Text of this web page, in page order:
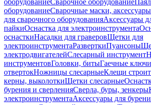
оборудованиеСварочное оборудование
оборудованиеСварочные маски, аксессуары
для сварочного оборудованияАксессуары
пайкиОснастка для электроинструмента
оснасткиНасадки для граверовЩетки для
электроинструментаРазверткиПуансоны
электродвигателейСлесарный инструмент
инструментовГоловки, битыГаечные ключи
отвертокНожницы слесарныеКлещи
керны, выколоткиЩетки слесарные
бурения и сверленияСверла, буры, зенкеры
электроинструментаАксессуары для